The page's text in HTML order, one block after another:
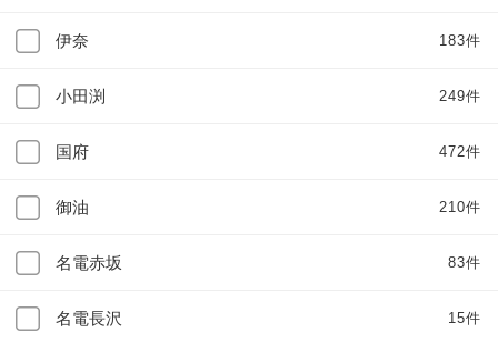
伊奈 183件
小田渕 249件
国府 472件
御油 210件
名電赤坂 83件
名電長沢 15件